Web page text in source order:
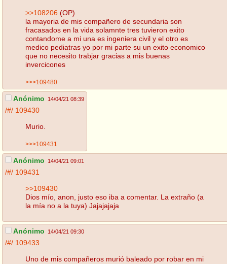
>>108206 (OP)
la mayoria de mis compañero de secundaria son
fracasados en la vida solamnte tres tuvieron exito
contandome a mi una es ingeniera civil y el otro es
medico pediatras yo por mi parte su un exito economico
que no necesito trabjar gracias a mis buenas
invercicones
>>>109480
Anónimo 14/04/21 08:39
/#/ 109430
Murio.
>>>109431
Anónimo 14/04/21 09:01
/#/ 109431
>>109430
Dios mío, anon, justo eso iba a comentar. La extraño (a
la mía no a la tuya) Jajajajaja
Anónimo 14/04/21 09:30
/#/ 109433
Uno de mis compañeros murió baleado por robar en mi